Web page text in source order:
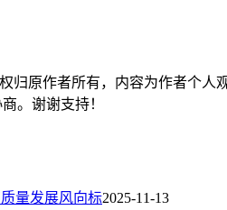
归原作者所有，内容为作者个
。谢谢支持！
量发展风向标2025-11-13